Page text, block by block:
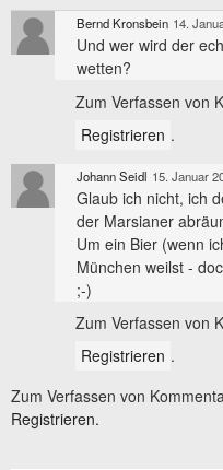
Bernd Kronsbein 14.
Und wer wird der
wetten?
Zum Verfassen von
Registrieren .
Johann Seidl 15. Januar
Glaub ich nicht, ich
der Marsianer
Um ein Bier (wenn
München weilst -
;-)
Zum Verfassen von
Registrieren .
Zum Verfassen von
Registrieren.